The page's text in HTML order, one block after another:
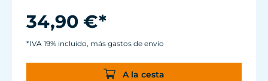
Medidas sin salida y ventosa: 87 x 67 x 48
mm y longitud de cable de 2 m.
34,90 €*
*IVA 19% incluido, más gastos de envío
A la cesta